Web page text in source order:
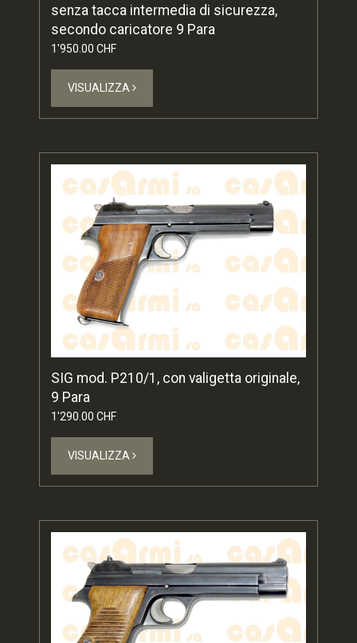
senza tacca intermedia di sicurezza,
secondo caricatore 9 Para
1'950.00 CHF
VISUALIZZA
SIG mod. P210/1, con valigetta originale,
9 Para
1'290.00 CHF
VISUALIZZA